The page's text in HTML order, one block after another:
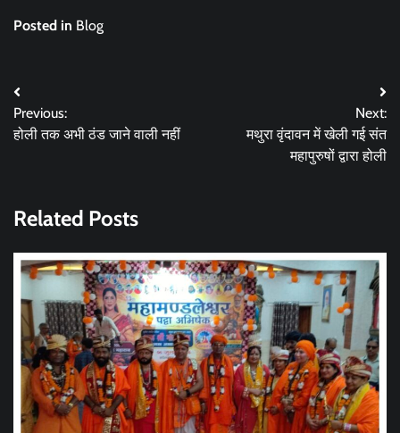
Posted in Blog
Post
navigation
Previous:
होली तक अभी ठंड जाने वाली नहीं
Next:
मथुरा वृंदावन में खेली गई संत
महापुरुषों द्वारा होली
Related Posts